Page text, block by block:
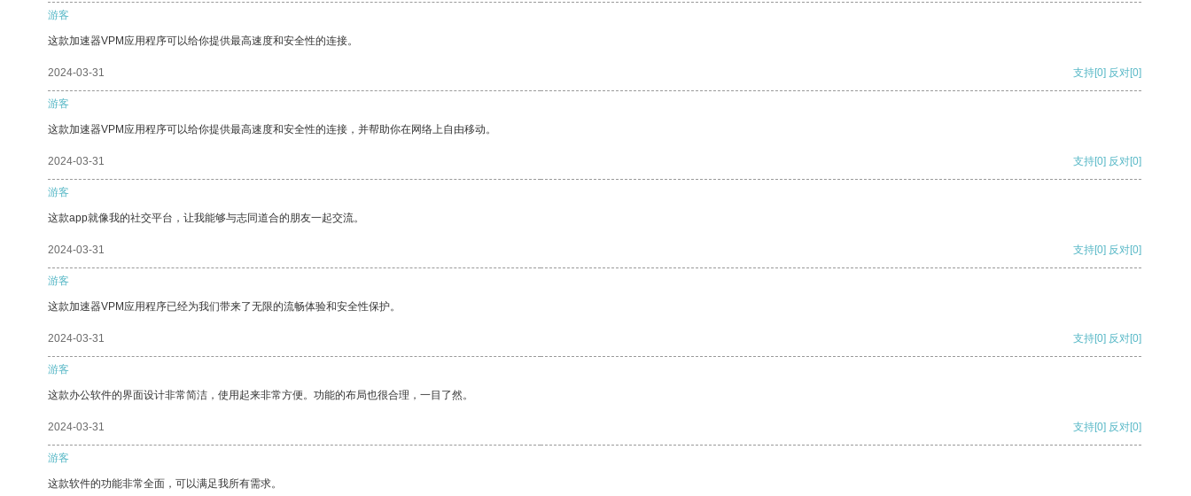
游客
这款加速器VPM应用程序可以给你提供最高速度和安全性的连接。
2024-03-31 支持[0] 反对[0]
游客
这款加速器VPM应用程序可以给你提供最高速度和安全性的连接，并帮助你在网络上自由移动。
2024-03-31 支持[0] 反对[0]
游客
这款app就像我的社交平台，让我能够与志同道合的朋友一起交流。
2024-03-31 支持[0] 反对[0]
游客
这款加速器VPM应用程序已经为我们带来了无限的流畅体验和安全性保护。
2024-03-31 支持[0] 反对[0]
游客
这款办公软件的界面设计非常简洁，使用起来非常方便。功能的布局也很合理，一目了然。
2024-03-31 支持[0] 反对[0]
游客
这款软件的功能非常全面，可以满足我所有需求。